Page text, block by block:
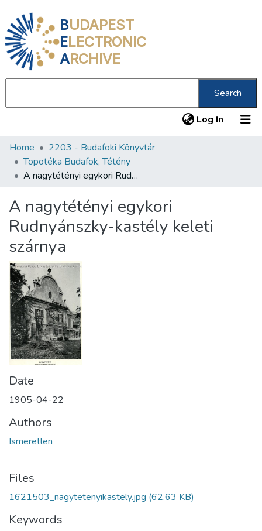
BUDAPEST
ELECTRONIC
ARCHIVE
Search
Log In (current)
Communities & Collections
All of DSpace
About us
Home
2203 - Budafoki Könyvtár
Topotéka Budafok, Tétény
A nagytétényi egykori Rudnyánszky-kastély keleti szárnya
A nagytétényi egykori
Rudnyánszky-kastély keleti
szárnya
Date
1905-04-22
Authors
Ismeretlen
Files
1621503_nagytetenyikastely.jpg (62.63 KB)
Keywords